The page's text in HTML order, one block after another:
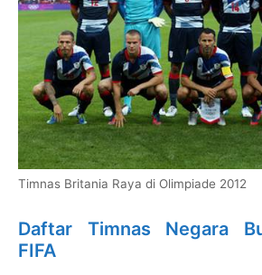
Timnas Britania Raya di Olimpiade 2012
Daftar Timnas Negara
FIFA